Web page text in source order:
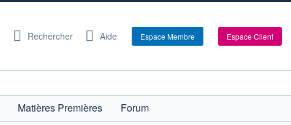
Rechercher Aide Espace Membre Espace Client
Matières Premières
Forum